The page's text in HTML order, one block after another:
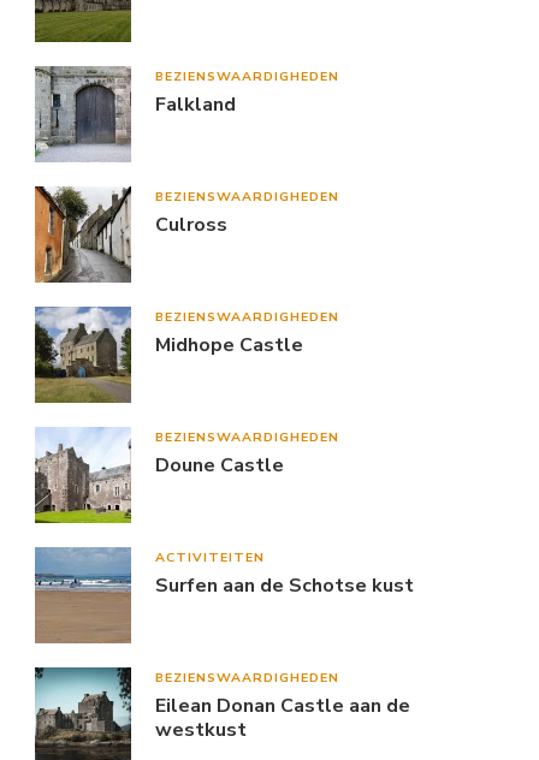
BEZIENSWAARDIGHEDEN
Falkland
BEZIENSWAARDIGHEDEN
Culross
BEZIENSWAARDIGHEDEN
Midhope Castle
BEZIENSWAARDIGHEDEN
Doune Castle
ACTIVITEITEN
Surfen aan de Schotse kust
BEZIENSWAARDIGHEDEN
Eilean Donan Castle aan de
westkust